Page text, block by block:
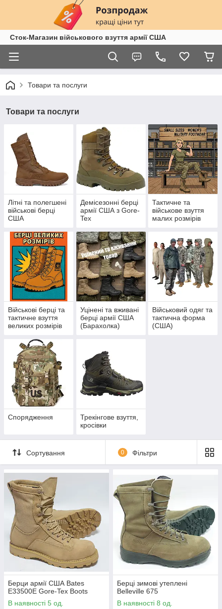
Сток-Магазин військового взуття армії США
Товари та послуги
Товари та послуги
Літні та полегшені
військові берці
США
Демісезонні берці
армії США з Gore-
Tex
Тактичне та
військове взуття
малих розмірів
Військові берці та
тактичне взуття
великих розмірів
Уцінені та вживані
берці армії США
(Барахолка)
Військовий одяг та
тактична форма
(США)
Спорядження
Трекінгове взуття,
кросівки
Сортування 0 Фільтри
Берци армії США Bates
E33500E Gore-Tex Boots
В наявності 5 од.
Берці зимові утеплені
Belleville 675
В наявності 8 од.